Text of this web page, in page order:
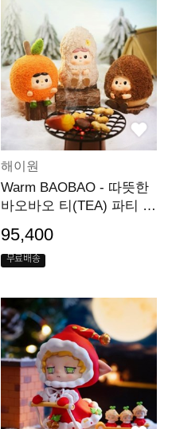
해이원
Warm BAOBAO - 따뜻한
바오바오 티(TEA) 파티 시
95,400
무료배송